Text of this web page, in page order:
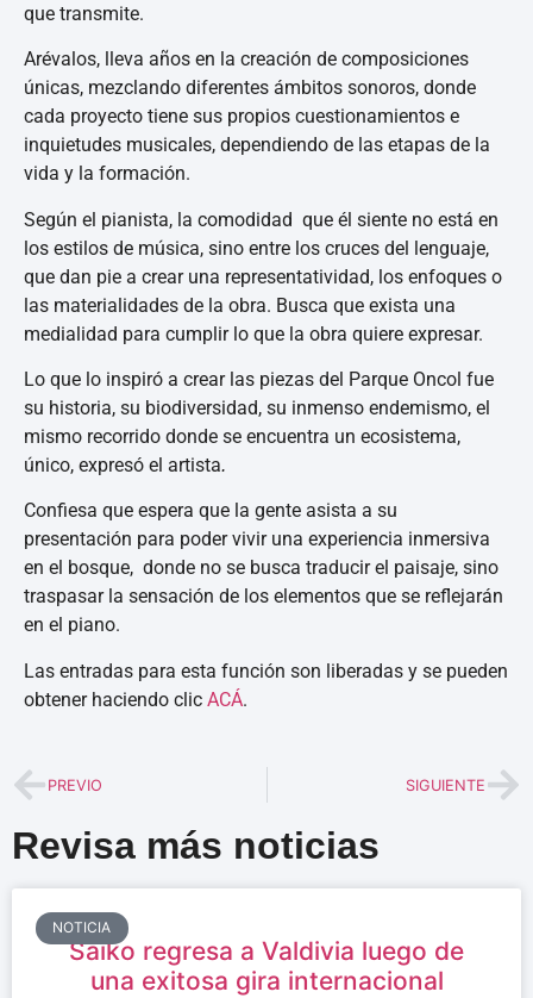
que transmite.
Arévalos, lleva años en la creación de composiciones
únicas, mezclando diferentes ámbitos sonoros, donde
cada proyecto tiene sus propios cuestionamientos e
inquietudes musicales, dependiendo de las etapas de la
vida y la formación.
Según el pianista, la comodidad que él siente no está en
los estilos de música, sino entre los cruces del lenguaje,
que dan pie a crear una representatividad, los enfoques o
las materialidades de la obra. Busca que exista una
medialidad para cumplir lo que la obra quiere expresar.
Lo que lo inspiró a crear las piezas del Parque Oncol fue
su historia, su biodiversidad, su inmenso endemismo, el
mismo recorrido donde se encuentra un ecosistema,
único, expresó el artista.
Confiesa que espera que la gente asista a su
presentación para poder vivir una experiencia inmersiva
en el bosque, donde no se busca traducir el paisaje, sino
traspasar la sensación de los elementos que se reflejarán
en el piano.
Las entradas para esta función son liberadas y se pueden
obtener haciendo clic ACÁ.
PREVIO SIGUIENTE
Revisa más noticias
NOTICIA
Saiko regresa a Valdivia luego de
una exitosa gira internacional